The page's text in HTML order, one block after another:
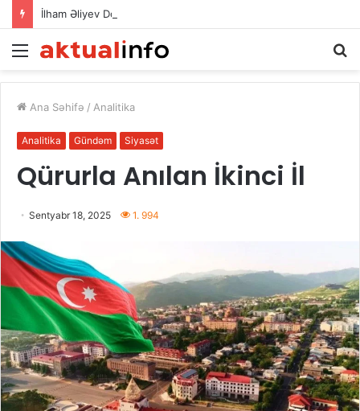
İlham Əliyev Donald Trampla danışdı
Menu
Ana Səhifə / Analitika
Analitika Gündəm Siyasət
Qürurla Anılan İkinci İl
Sentyabr 18, 2025 1. 994